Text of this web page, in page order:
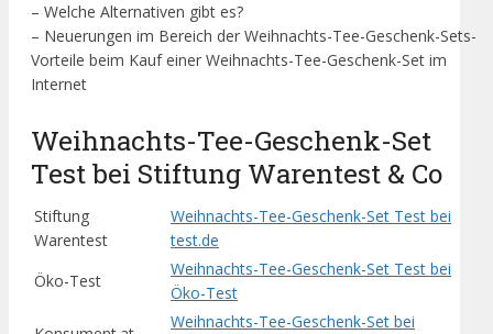
– Welche Alternativen gibt es?
– Neuerungen im Bereich der Weihnachts-Tee-Geschenk-Sets-
Vorteile beim Kauf einer Weihnachts-Tee-Geschenk-Set im
Internet
Weihnachts-Tee-Geschenk-Set
Test bei Stiftung Warentest & Co
Stiftung
Warentest
Weihnachts-Tee-Geschenk-Set Test bei
test.de
Öko-Test
Weihnachts-Tee-Geschenk-Set Test bei
Öko-Test
Weihnachts-Tee-Geschenk-Set bei